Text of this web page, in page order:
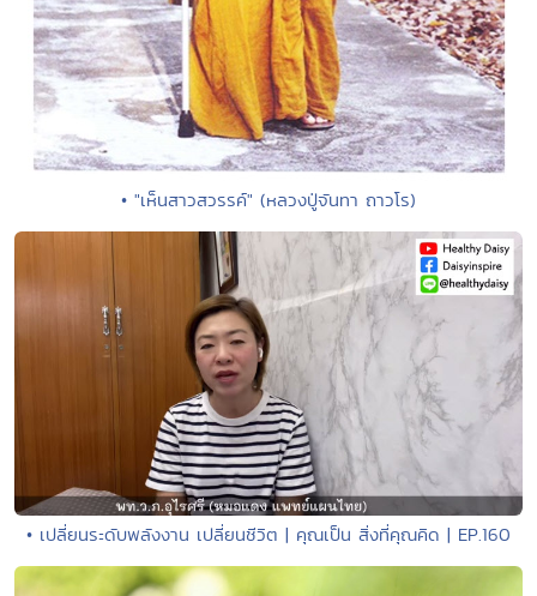
• "เห็นสาวสวรรค์" (หลวงปู่จันทา ถาวโร)
• เปลี่ยนระดับพลังงาน เปลี่ยนชีวิต | คุณเป็น สิ่งที่คุณคิด | EP.160